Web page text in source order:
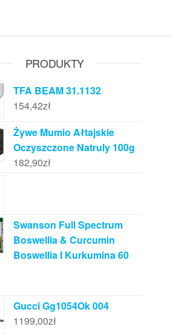
PRODUKTY
TFA BEAM 31.1132
154,42zł
Żywe Mumio Ałtajskie
Oczyszczone Natruly 100g
182,90zł
Swanson Full Spectrum
Boswellia & Curcumin
Boswellia I Kurkumina 60
Gucci Gg1054Ok 004
1199,00zł